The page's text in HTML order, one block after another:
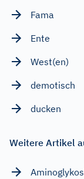
Fama
Ente
West(en)
demotisch
ducken
Weitere Artikel